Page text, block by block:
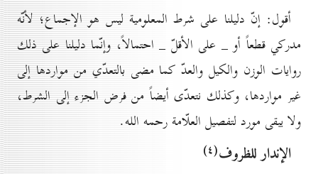
أقول: إنّ دليلنا على شرط المعلومية ليس هو الإجماع؛ لأنّه
مدركي قطعاً أو _ على الأقلّ _ احتمالاً، وإنّما دليلنا على ذلك
روايات الوزن والكيل والعدّ كما مضى بالتعدّي من مواردها إلى
غير مواردها، وكذلك نتعدّى أيضاً من فرض الجزء إلى الشرط،
ولا يبقى مورد لتفصيل العلّامة رحمه الله.
الإندار للظروف(٤)